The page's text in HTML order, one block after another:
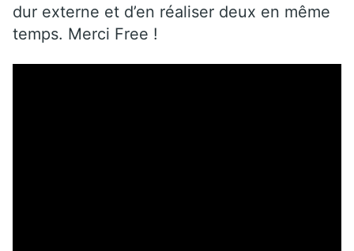
dur externe et d’en réaliser deux en même
temps. Merci Free !